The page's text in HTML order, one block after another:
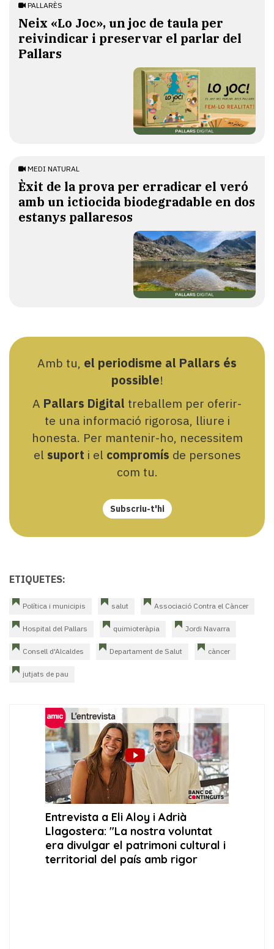
PALLARÈS
​Neix «Lo Joc», un joc de taula per
reivindicar i preservar el parlar del
Pallars
MEDI NATURAL
Èxit de la prova per erradicar el veró
amb un ictiocida biodegradable en dos
estanys pallaresos
Amb tu, el periodisme al Pallars és
possible!
A Pallars Digital treballem per oferir-
te una informació rigorosa, lliure i
honesta. Per mantenir-ho, necessitem
el suport i el compromís de persones
com tu.
Subscriu-t'hi
ETIQUETES:
Política i municipis salut Associació Contra el Càncer
Hospital del Pallars quimioteràpia Jordi Navarra
Consell d'Alcaldes Departament de Salut càncer
jutjats de pau